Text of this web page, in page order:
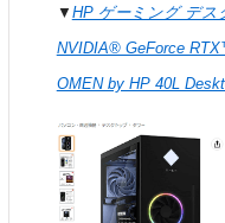
▼ HP ゲーミング デス
NVIDIA® GeForce
OMEN by HP 40L